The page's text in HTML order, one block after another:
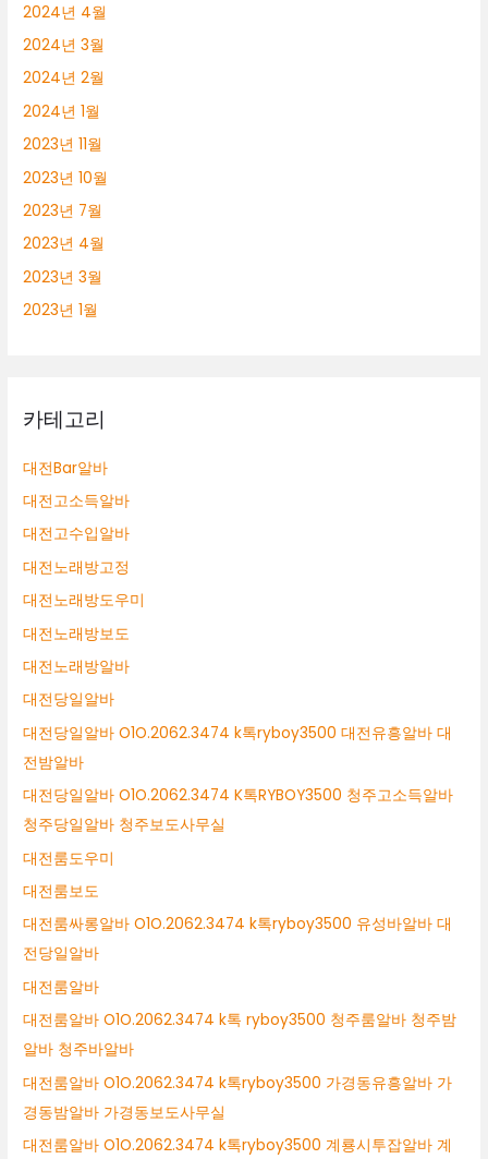
2024년 4월
2024년 3월
2024년 2월
2024년 1월
2023년 11월
2023년 10월
2023년 7월
2023년 4월
2023년 3월
2023년 1월
카테고리
대전Bar알바
대전고소득알바
대전고수입알바
대전노래방고정
대전노래방도우미
대전노래방보도
대전노래방알바
대전당일알바
대전당일알바 O1O.2062.3474 k톡ryboy3500 대전유흥알바 대
전밤알바
대전당일알바 O1O.2062.3474 K톡RYBOY3500 청주고소득알바
청주당일알바 청주보도사무실
대전룸도우미
대전룸보도
대전룸싸롱알바 O1O.2062.3474 k톡ryboy3500 유성바알바 대
전당일알바
대전룸알바
대전룸알바 O1O.2062.3474 k톡 ryboy3500 청주룸알바 청주밤
알바 청주바알바
대전룸알바 O1O.2062.3474 k톡ryboy3500 가경동유흥알바 가
경동밤알바 가경동보도사무실
대전룸알바 O1O.2062.3474 k톡ryboy3500 계룡시투잡알바 계